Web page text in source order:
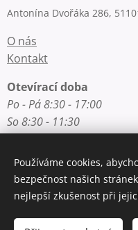
Antonína Dvořáka 286,
O nás
Kontakt
Otevírací doba
Po - Pá 8:30 - 17:00
So 8:30 - 11:30
Rychlý kontakt
E-mail: info@zlatnictvi-
Telefon: +420 777 200
Používáme cookies,
bezpečnost našich
nejlepší zkušenost při